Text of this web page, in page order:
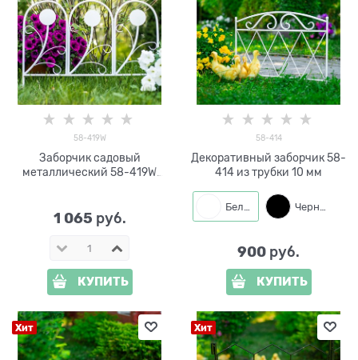
58-419W
Заборчик садовый
металлический 58-419W
1 065 руб.
КУПИТЬ
58-414
Декоративный заборчик 58-
414 из трубки 10 мм
900 руб.
КУПИТЬ
Хит Хит